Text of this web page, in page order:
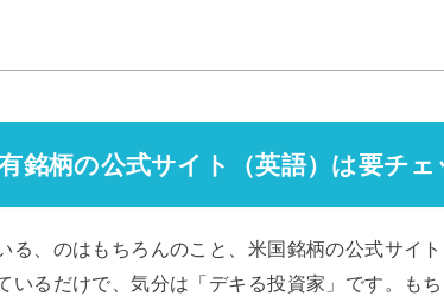
銘柄の公式サイト（英語）は要チェ
る、のはもちろんのこと、米国銘柄の公式サイ
るだけで、気分は「デキる投資家」です。もち